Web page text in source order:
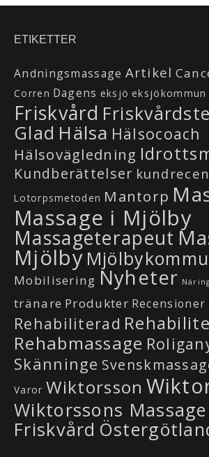
ETIKETTER
Andningsmassage Artikel
Corren Dagens eksjö eksjökommun
Friskvård
Glad Hälsa Hälsocoach
Hälsovägledning
Kundberättelser
Lotorpsmetoden Mantorp
Massage i Mjölby
Massageterapeut
Mjölby
Mobilisering Nyheter Näring
tränare Produkter Recensioner
Rehabiliterad
Rehabmassage
Skänninge
Varor Wiktorsson
Wiktorssons
Friskvård